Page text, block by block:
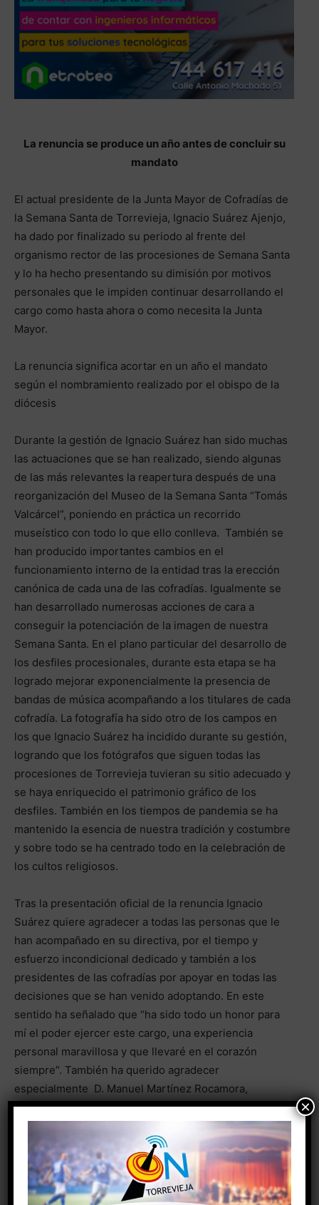
La renuncia se produce un año antes de concluir su
mandato
El actual presidente de la Junta Mayor de Cofradías de
la Semana Santa de Torrevieja, Ignacio Suárez Ajenjo,
ha dado por finalizado su periodo al frente del
organismo rector de las procesiones de Semana Santa
y lo ha hecho presentando su dimisión por motivos
personales que le impiden continuar desarrollando el
cargo como hasta ahora o como necesita la Junta
Mayor.
La renuncia significa acortar en un año el mandato
según el nombramiento realizado por el obispo de la
diócesis
Durante la gestión de Ignacio Suárez han sido muchas
las actuaciones que se han realizado, siendo algunas
de las más relevantes la reapertura después de una
reorganización del Museo de la Semana Santa “Tomás
Valcárcel”, poniendo en práctica un recorrido
museístico con todo lo que ello conlleva. También se
han producido importantes cambios en el
funcionamiento interno de la entidad tras la erección
canónica de cada una de las cofradías. Igualmente se
han desarrollado numerosas acciones de cara a
conseguir la potenciación de la imagen de nuestra
Semana Santa. En el plano particular del desarrollo de
los desfiles procesionales, durante esta etapa se ha
logrado mejorar exponencialmente la presencia de
bandas de música acompañando a los titulares de cada
cofradía. La fotografía ha sido otro de los campos en
los que Ignacio Suárez ha incidido durante su gestión,
logrando que los fotógrafos que siguen todas las
procesiones de Torrevieja tuvieran su sitio adecuado y
se haya enriquecido el patrimonio gráfico de los
desfiles. También en los tiempos de pandemia se ha
mantenido la esencia de nuestra tradición y costumbre
y sobre todo se ha centrado todo en la celebración de
los cultos religiosos.
Tras la presentación oficial de la renuncia Ignacio
Suárez quiere agradecer a todas las personas que le
han acompañado en su directiva, por el tiempo y
esfuerzo incondicional dedicado y también a los
presidentes de las cofradías por apoyar en todas las
decisiones que se han venido adoptando. En este
sentido ha señalado que “ha sido todo un honor para
mí el poder ejercer este cargo, una experiencia
personal maravillosa y que llevaré en el corazón
siempre”. También ha querido agradecer
especialmente D. Manuel Martínez Rocamora,
Consiliario de la Junta Mayor, “ por la guía y
acompañamiento en este tiempo” y también hace
constar el agradecimiento a la Corporación Municipal
del Ayuntamiento de Torrevieja “que hace posible la
potenciación de nuestras celebraciones”.
×